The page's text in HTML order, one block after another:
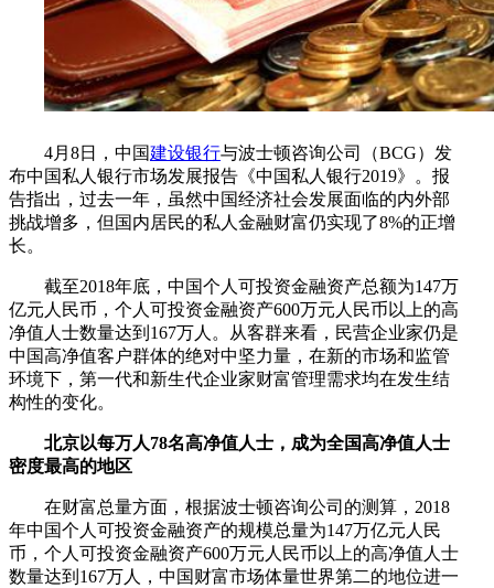
4月8日，中国建设银行与波士顿咨询公司（BCG）发
布中国私人银行市场发展报告《中国私人银行2019》。报
告指出，过去一年，虽然中国经济社会发展面临的内外部
挑战增多，但国内居民的私人金融财富仍实现了8%的正增
长。
截至2018年底，中国个人可投资金融资产总额为147万
亿元人民币，个人可投资金融资产600万元人民币以上的高
净值人士数量达到167万人。从客群来看，民营企业家仍是
中国高净值客户群体的绝对中坚力量，在新的市场和监管
环境下，第一代和新生代企业家财富管理需求均在发生结
构性的变化。
北京以每万人78名高净值人士，成为全国高净值人士
密度最高的地区
在财富总量方面，根据波士顿咨询公司的测算，2018
年中国个人可投资金融资产的规模总量为147万亿元人民
币，个人可投资金融资产600万元人民币以上的高净值人士
数量达到167万人，中国财富市场体量世界第二的地位进一